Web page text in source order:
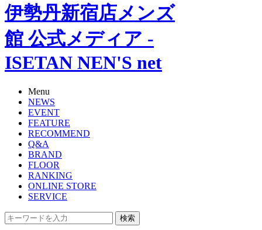
伊勢丹新宿店メンズ
館 公式メディア -
ISETAN NEN'S net
Menu
NEWS
EVENT
FEATURE
RECOMMEND
Q&A
BRAND
FLOOR
RANKING
ONLINE STORE
SERVICE
検索